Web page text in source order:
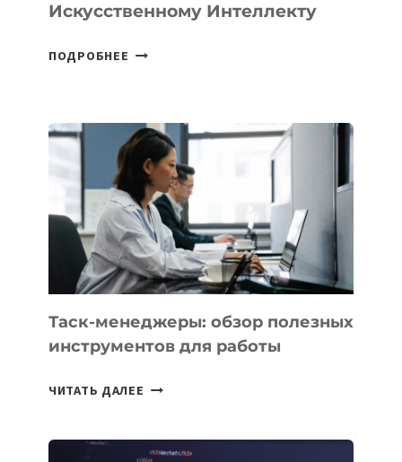
Искусственному Интеллекту
ПОДРОБНЕЕ
НОВЫЕ
ПРЕДМЕТЫ
ПО
ИСКУССТВЕННОМУ
ИНТЕЛЛЕКТУ
Таск-менеджеры: обзор полезных
инструментов для работы
ЧИТАТЬ ДАЛЕЕ ТАСК-
ПОЛЕЗНЫХ